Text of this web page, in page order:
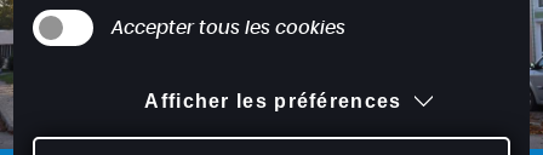
n
u
A
c
c
Accepter tous les cookies
Afficher les préférences